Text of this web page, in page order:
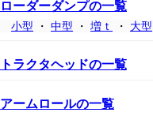
ローダーダンプの一覧
小型 ・ 中型 ・ 増ｔ ・ 大型
トラクタヘッドの一覧
アームロールの一覧